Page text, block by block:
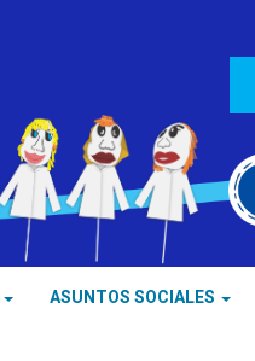
ASUNTOS SOCIALES